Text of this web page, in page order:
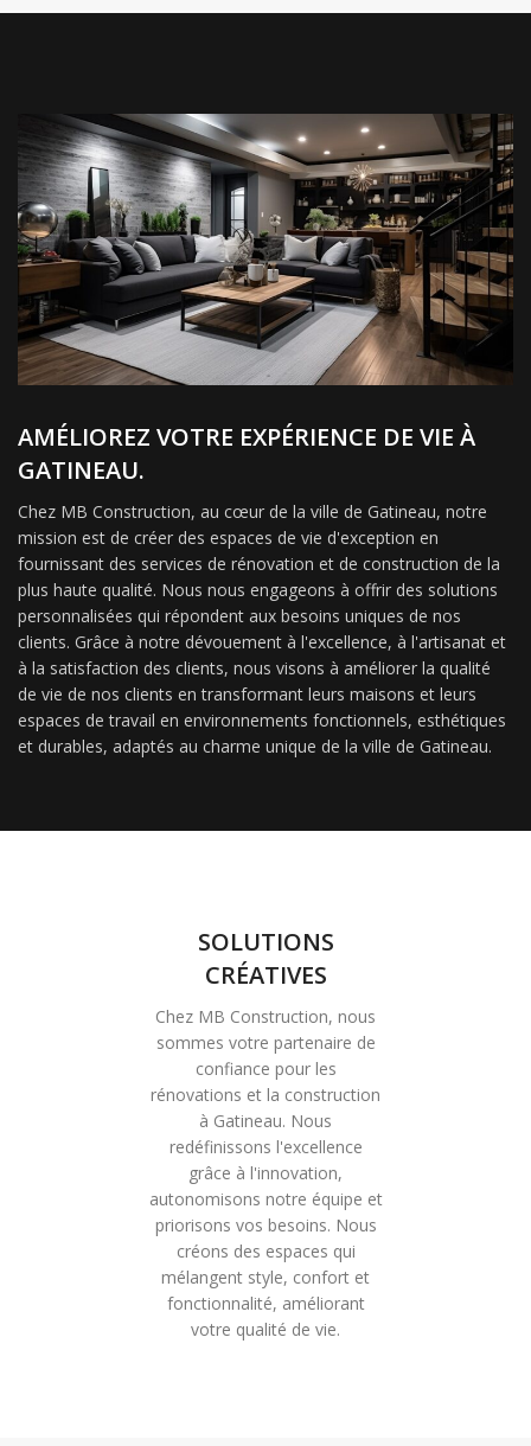
AMÉLIOREZ VOTRE EXPÉRIENCE DE VIE À
GATINEAU.
Chez MB Construction, au cœur de la ville de Gatineau, notre
mission est de créer des espaces de vie d'exception en
fournissant des services de rénovation et de construction de la
plus haute qualité. Nous nous engageons à offrir des solutions
personnalisées qui répondent aux besoins uniques de nos
clients. Grâce à notre dévouement à l'excellence, à l'artisanat et
à la satisfaction des clients, nous visons à améliorer la qualité
de vie de nos clients en transformant leurs maisons et leurs
espaces de travail en environnements fonctionnels, esthétiques
et durables, adaptés au charme unique de la ville de Gatineau.
SOLUTIONS
CRÉATIVES
Chez MB Construction, nous
sommes votre partenaire de
confiance pour les
rénovations et la construction
à Gatineau. Nous
redéfinissons l'excellence
grâce à l'innovation,
autonomisons notre équipe et
priorisons vos besoins. Nous
créons des espaces qui
mélangent style, confort et
fonctionnalité, améliorant
votre qualité de vie.